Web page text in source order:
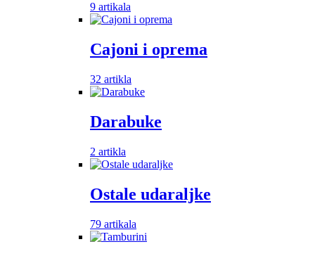
9 artikala
Cajoni i oprema
32 artikla
Darabuke
2 artikla
Ostale udaraljke
79 artikala